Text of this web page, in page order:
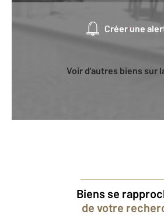
Créer une
Voir d'autres biens sur
Biens se
de votre